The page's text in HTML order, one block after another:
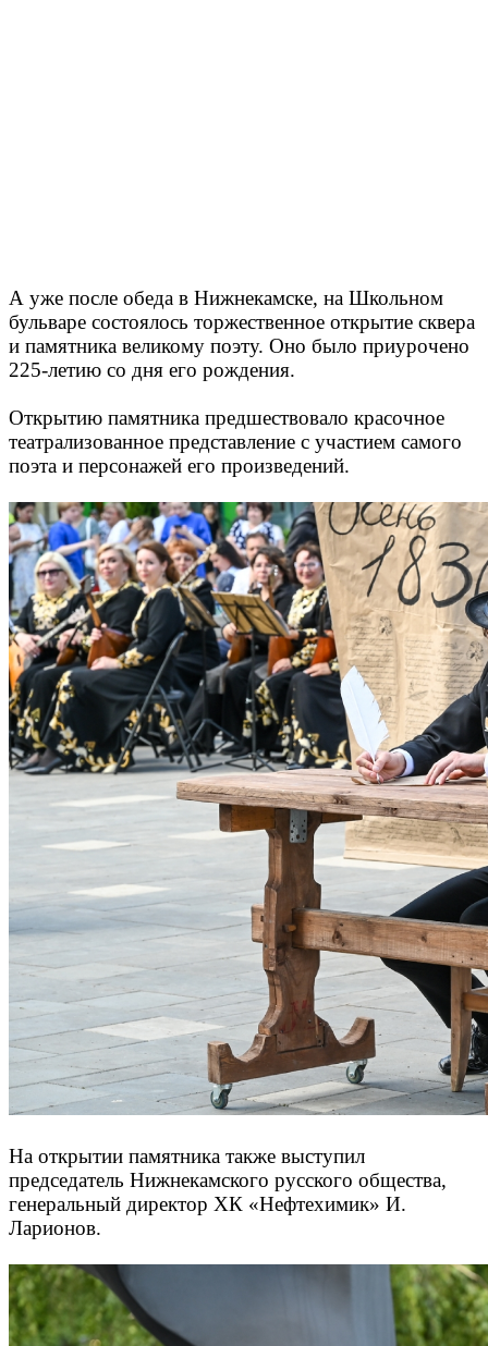
А уже после обеда в Нижнекамске, на Школьном
бульваре состоялось торжественное открытие сквера
и памятника великому поэту. Оно было приурочено
225-летию со дня его рождения.
Открытию памятника предшествовало красочное
театрализованное представление с участием самого
поэта и персонажей его произведений.
На открытии памятника также выступил
председатель Нижнекамского русского общества,
генеральный директор ХК «Нефтехимик» И.
Ларионов.